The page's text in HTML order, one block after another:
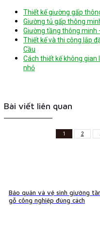
Thiết kế giường gấp
Giường tủ gấp thông
Giường tầng thông minh
Thiết kế và thi công lắp
Cầu
Cách thiết kế không
nhỏ
Bài viết liên quan
1 2
Bảo quản và vệ sinh giường
gỗ công nghiệp đúng cách